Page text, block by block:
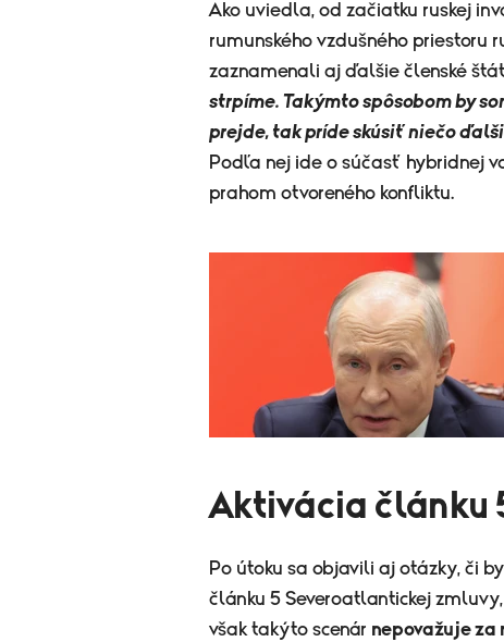
Ako uviedla, od začiatku ruskej
rumunského vzdušného priestoru
zaznamenali aj ďalšie členské
strpíme. Takýmto spôsobom by
prejde, tak príde skúsiť niečo
Podľa nej ide o súčasť hybridnej
prahom otvoreného konfliktu.
​Aktivácia článku
Po útoku sa objavili aj otázky, či
článku 5 Severoatlantickej
však takýto scenár nepovažuje